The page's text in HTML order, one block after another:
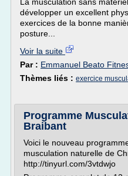
développer un excellent
exercices de la bonne
posture...
Voir la suite
Par : Emmanuel Beato
Thèmes liés : exercice
Programme
Braibant
Voici le nouveau
musculation naturelle de
http://tinyurl.com/3vtdwjo